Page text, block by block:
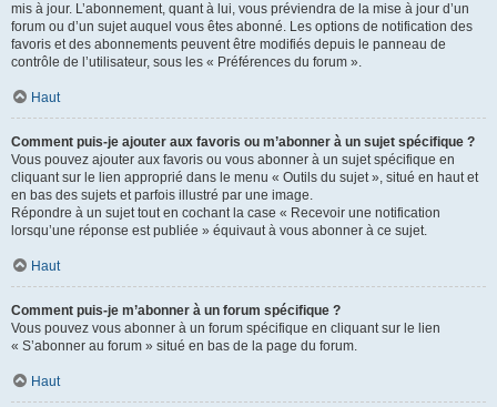
mis à jour. L’abonnement, quant à lui, vous préviendra de la mise à jour d’un
forum ou d’un sujet auquel vous êtes abonné. Les options de notification des
favoris et des abonnements peuvent être modifiés depuis le panneau de
contrôle de l’utilisateur, sous les « Préférences du forum ».
Haut
Comment puis-je ajouter aux favoris ou m’abonner à un sujet spécifique ?
Vous pouvez ajouter aux favoris ou vous abonner à un sujet spécifique en
cliquant sur le lien approprié dans le menu « Outils du sujet », situé en haut et
en bas des sujets et parfois illustré par une image.
Répondre à un sujet tout en cochant la case « Recevoir une notification
lorsqu’une réponse est publiée » équivaut à vous abonner à ce sujet.
Haut
Comment puis-je m’abonner à un forum spécifique ?
Vous pouvez vous abonner à un forum spécifique en cliquant sur le lien
« S’abonner au forum » situé en bas de la page du forum.
Haut